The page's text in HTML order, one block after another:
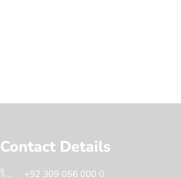
Contact Details
+92 309 056 000 0